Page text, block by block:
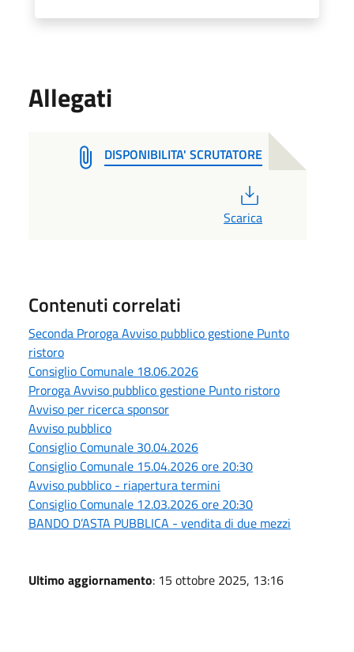
Allegati
DISPONIBILITA' SCRUTATORE
Scarica
Contenuti correlati
Seconda Proroga Avviso pubblico gestione Punto
ristoro
Consiglio Comunale 18.06.2026
Proroga Avviso pubblico gestione Punto ristoro
Avviso per ricerca sponsor
Avviso pubblico
Consiglio Comunale 30.04.2026
Consiglio Comunale 15.04.2026 ore 20:30
Avviso pubblico - riapertura termini
Consiglio Comunale 12.03.2026 ore 20:30
BANDO D’ASTA PUBBLICA - vendita di due mezzi
Ultimo aggiornamento: 15 ottobre 2025, 13:16